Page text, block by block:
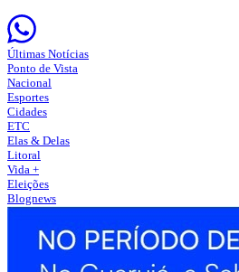
Últimas Notícias
Ponto de Vista
Nacional
Esportes
Cidades
ETC
Elas & Delas
Litoral
Vida +
Eleições
Blognews